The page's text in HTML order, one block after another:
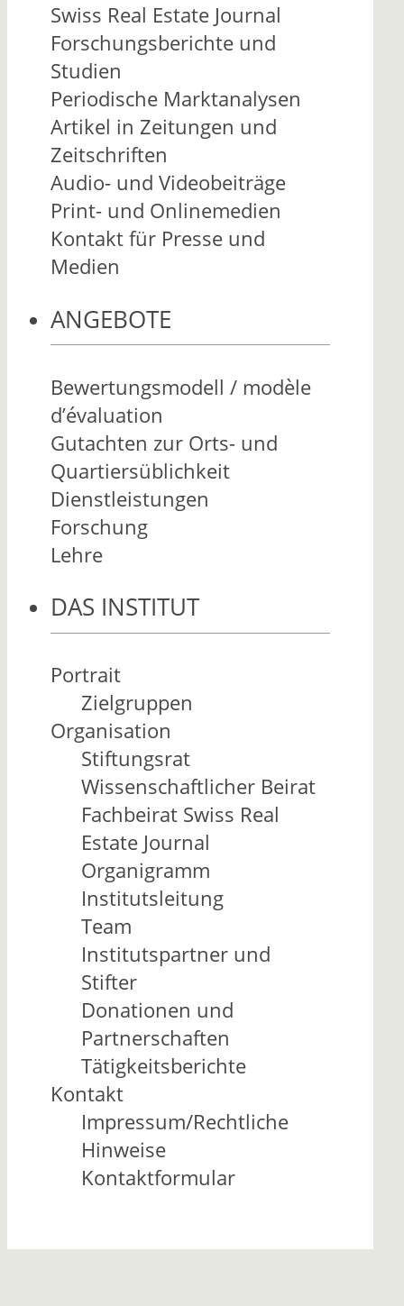
Swiss Real Estate Journal
Forschungsberichte und
Studien
Periodische Marktanalysen
Artikel in Zeitungen und
Zeitschriften
Audio- und Videobeiträge
Print- und Onlinemedien
Kontakt für Presse und
Medien
ANGEBOTE
Bewertungsmodell / modèle
d’évaluation
Gutachten zur Orts- und
Quartiersüblichkeit
Dienstleistungen
Forschung
Lehre
DAS INSTITUT
Portrait
Zielgruppen
Organisation
Stiftungsrat
Wissenschaftlicher Beirat
Fachbeirat Swiss Real
Estate Journal
Organigramm
Institutsleitung
Team
Institutspartner und
Stifter
Donationen und
Partnerschaften
Tätigkeitsberichte
Kontakt
Impressum/Rechtliche
Hinweise
Kontaktformular